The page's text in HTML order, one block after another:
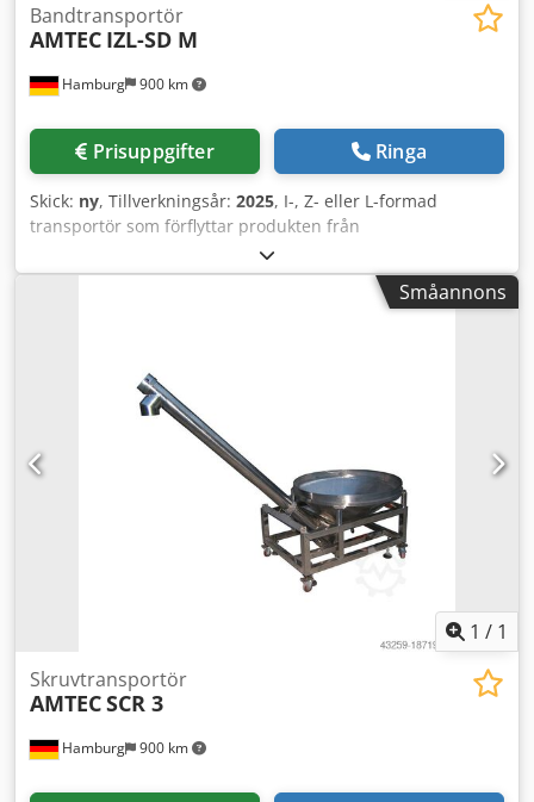
Hamburg 900 km
Bandtransportör
AMTEC IZL-SD M
Prisuppgifter Ringa
Skick: ny, Tillverkningsår: 2025, I-, Z- eller L-formad
transportör som förflyttar produkten från
vibrationsmataren till vägningsenheten. Öppen
konstruktion, hygienisk, vattentålig plasttransportör. -
Specifikationer: 380V/1,1kW; 3,5 m³ produkvolym/timme;
förpackningsstorlekar och förpackningshastigheter.
Dodpov Nmm Dsfx Ai Teck Observera att våra nypriser ofta
ligger under de normala begagnatpriserna. Vänligen
kontakta oss och informera oss om din
förpackningsuppgift. - Vanligtvis finns alltid 30-50 olika nya
maskiner omedelbart tillgängliga från lager. För
kundspecifika maskiner har vi dessutom mycket korta
leveranstider från ca 3 veckor. - Alla maskiner levereras
Småannons
1 / 1
Hamburg 900 km
Skruvtransportör
AMTECSCR 3